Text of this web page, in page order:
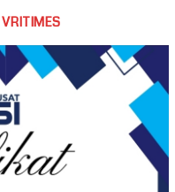
VRITIMES